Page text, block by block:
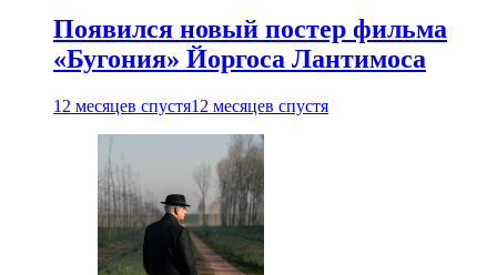
Появился новый постер фильма
«Бугония» Йоргоса Лантимоса
12 месяцев спустя12 месяцев спустя